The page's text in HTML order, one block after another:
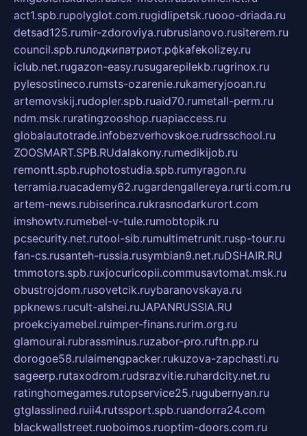
act1.spb.rupolyglot.com.rugidlipetsk.ruooo-driada.ru
detsad125.rumir-zdoroviya.rubruslanovo.rusiterem.ru
council.spb.ruлодкипатриот.рфkafekolizey.ru
iclub.net.rugazon-easy.rusugarepilekb.rugrinox.ru
pylesostineco.rumsts-ozarenie.rukameryjooan.ru
artemovskij.rudopler.spb.ruaid70.rumetall-perm.ru
ndm.msk.ruratingzooshop.ruapiaccess.ru
globalautotrade.infobezverhovskoe.rudrsschool.ru
ZOOSMART.SPB.RUdalakony.rumedikijob.ru
remontt.spb.ruphotostudia.spb.rumyragon.ru
terramia.ruacademy62.rugardengallereya.rurti.com.ru
artem-news.rubiserinca.rukrasnodarkurort.com
imshowtv.rumebel-v-tule.rumobtopik.ru
pcsecurity.net.rutool-sib.rumultimetrunit.rusp-tour.ru
fan-cs.rusanteh-russia.rusymbian9.net.ruDSHAIR.RU
tmmotors.spb.ruxjocuricopii.commusavtomat.msk.ru
obustrojdom.rusovetcik.ruybaranovskaya.ru
ppknews.rucult-alshei.ruJAPANRUSSIA.RU
proekciyamebel.ruimper-finans.rurim.org.ru
glamourai.rubrassminus.ruzabor-pro.ruftn.pp.ru
dorogoe58.rulaimengpacker.rukuzova-zapchasti.ru
sageerp.rutaxodrom.rudsrazvitie.ruhardcity.net.ru
ratinghomegames.rutopservice25.rugubernyan.ru
gtglasslined.ruii4.rutssport.spb.ruandorra24.com
blackwallstreet.ruoboimos.ruoptim-doors.com.ru